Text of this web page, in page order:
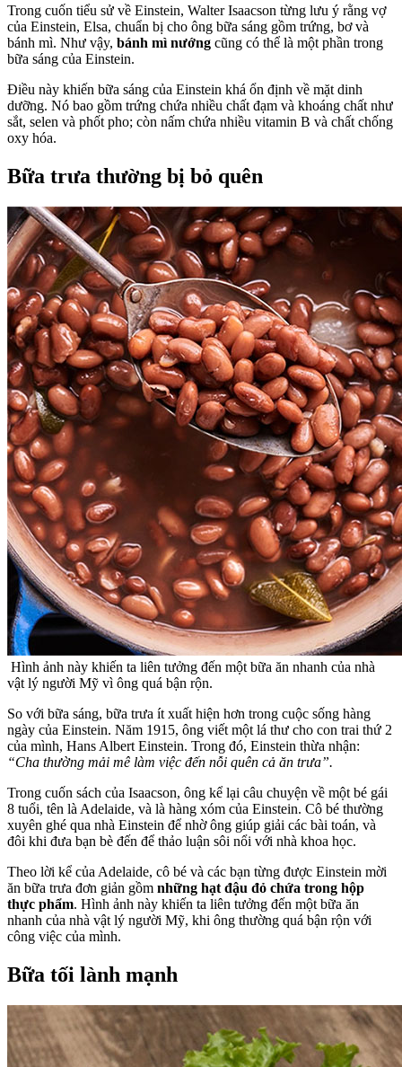
Trong cuốn tiểu sử về Einstein, Walter Isaacson từng lưu ý rằng vợ
của Einstein, Elsa, chuẩn bị cho ông bữa sáng gồm trứng, bơ và
bánh mì. Như vậy, bánh mì nướng cũng có thể là một phần trong
bữa sáng của Einstein.
Điều này khiến bữa sáng của Einstein khá ổn định về mặt dinh
dưỡng. Nó bao gồm trứng chứa nhiều chất đạm và khoáng chất như
sắt, selen và phốt pho; còn nấm chứa nhiều vitamin B và chất chống
oxy hóa.
Bữa trưa thường bị bỏ quên
Hình ảnh này khiến ta liên tưởng đến một bữa ăn nhanh của nhà
vật lý người Mỹ vì ông quá bận rộn.
So với bữa sáng, bữa trưa ít xuất hiện hơn trong cuộc sống hàng
ngày của Einstein. Năm 1915, ông viết một lá thư cho con trai thứ 2
của mình, Hans Albert Einstein. Trong đó, Einstein thừa nhận:
“Cha thường mải mê làm việc đến nỗi quên cả ăn trưa”.
Trong cuốn sách của Isaacson, ông kể lại câu chuyện về một bé gái
8 tuổi, tên là Adelaide, và là hàng xóm của Einstein. Cô bé thường
xuyên ghé qua nhà Einstein để nhờ ông giúp giải các bài toán, và
đôi khi đưa bạn bè đến để thảo luận sôi nổi với nhà khoa học.
Theo lời kể của Adelaide, cô bé và các bạn từng được Einstein mời
ăn bữa trưa đơn giản gồm những hạt đậu đỏ chứa trong hộp
thực phẩm. Hình ảnh này khiến ta liên tưởng đến một bữa ăn
nhanh của nhà vật lý người Mỹ, khi ông thường quá bận rộn với
công việc của mình.
Bữa tối lành mạnh